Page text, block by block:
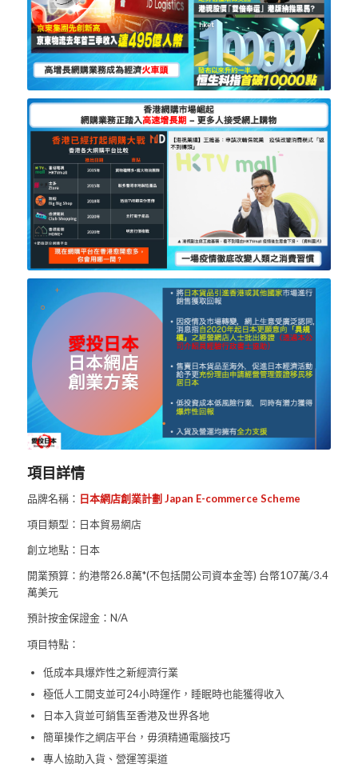
項目詳情
品牌名稱： 日本網店創業計劃 Japan E-commerce Scheme
項目類型：日本貿易網店
創立地點：日本
開業預算：約港幣26.8萬*(不包括開公司資本金等) 台幣107萬/3.4
萬美元
預計按金保證金：N/A
項目特點：
低成本具爆炸性之新經濟行業
極低人工開支並可24小時運作，睡眠時也能獲得收入
日本入貨並可銷售至香港及世界各地
簡單操作之網店平台，毋須精通電腦技巧
專人協助入貨、營運等渠道